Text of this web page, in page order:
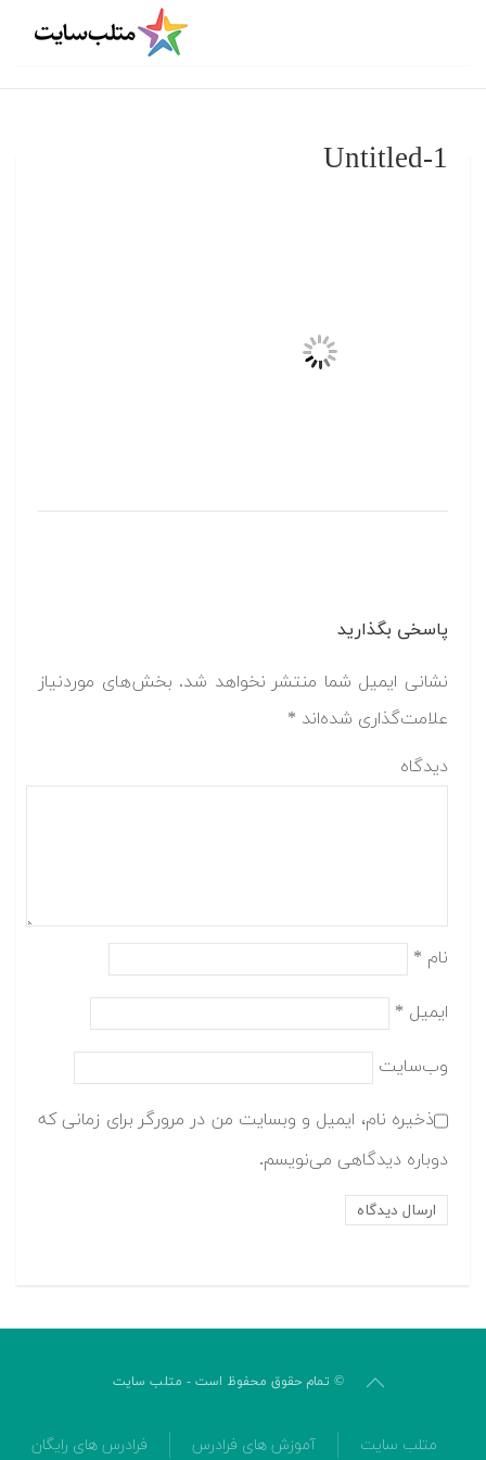
Untitled-1
پاسخی بگذارید
نشانی ایمیل شما منتشر نخواهد شد. بخش‌های موردنیاز
علامت‌گذاری شده‌اند *
دیدگاه
نام *
ایمیل *
وب‌سایت
ذخیره نام، ایمیل و وبسایت من در مرورگر برای زمانی که
دوباره دیدگاهی می‌نویسم.
© تمام حقوق محفوظ است - متلب سایت
متلب سایت آموزش های فرادرس فرادرس های رایگان